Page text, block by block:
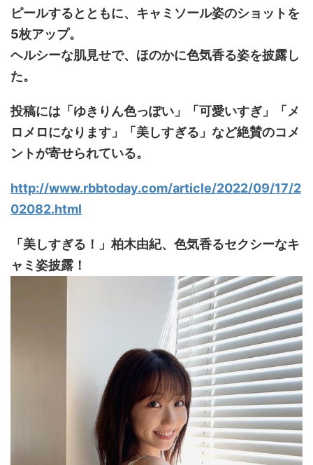
ピールするとともに、キャミソール姿のショットを
5枚アップ。
ヘルシーな肌見せで、ほのかに色気香る姿を披露し
た。
投稿には「ゆきりん色っぽい」「可愛いすぎ」「メ
ロメロになります」「美しすぎる」など絶賛のコメ
ントが寄せられている。
http://www.rbbtoday.com/article/2022/09/17/2
02082.html
「美しすぎる！」柏木由紀、色気香るセクシーなキ
ャミ姿披露！